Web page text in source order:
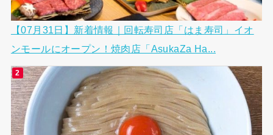
【07月31日】新着情報｜回転寿司店「はま寿司」イオ
ンモールにオープン！焼肉店「AsukaZa Ha...